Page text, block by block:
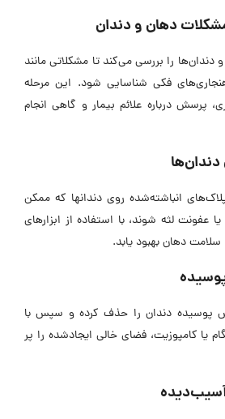
دهان و دندان
را بررسی می‌کند تا مشکلاتی مانند
فکی شناسایی شود. این مرحله
پرسش درباره علائم بیمار و گاهی انجام
انباشته‌شده روی دندانها که ممکن
لثه شوند، با استفاده از ابزار‌های
دهان بهبود یابد.
پوسیده دندان را حذف کرده و سپس با
یا کامپوزیت، فضای خالی ایجادشده را پر